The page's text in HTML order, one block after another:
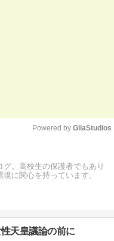
Powered by GliaStudios
。高校生の保護者でもあり
に関心を持っています。
天皇議論の前に